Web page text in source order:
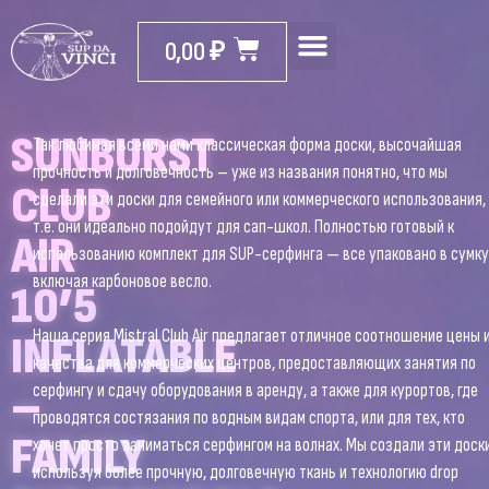
0,00₽
SUNBURST
CLUB
AIR
10’5
INFLATABLE
–
FAMILY
Так любимая всеми нами классическая форма доски, высочайшая
прочность и долговечность – уже из названия понятно, что мы
сделали эти доски для семейного или коммерческого использования,
т.е. они идеально подойдут для сап-школ. Полностью готовый к
использованию комплект для SUP-серфинга — все упаковано в
включая карбоновое весло.
Наша серия Mistral Club Air предлагает отличное соотношение цены
качества для коммерческих центров, предоставляющих занятия по
серфингу и сдачу оборудования в аренду, а также для курортов, где
проводятся состязания по водным видам спорта, или для тех, кто
хочет просто заниматься серфингом на волнах. Мы создали эти
используя более прочную, долговечную ткань и технологию drop